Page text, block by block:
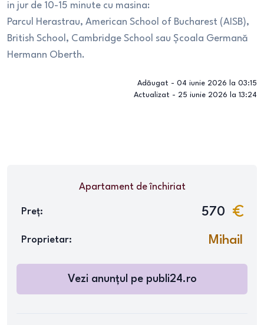
in jur de 10-15 minute cu masina:
Parcul Herastrau, American School of Bucharest (AISB),
British School, Cambridge School sau Școala Germană
Hermann Oberth.
Adăugat - 04 iunie 2026 la 03:15
Actualizat - 25 iunie 2026 la 13:24
Apartamentde închiriat
Preț: 570
Proprietar: Mihail
Vezi anunțul pe publi24.ro